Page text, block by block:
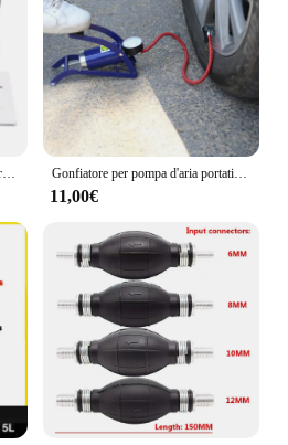
handy tool at your disposal,
any water-related challenge
Pompa per moto Mini pompa ad aria ricaricabile gonfiatore per pneumatici compressore portatile gonfiatore per Display digitale per palloni da bicicletta per moto Gonfiatore per pompa d'aria portatile con manometro Pompa a pedale per bici ad alta pressione per basket Materassino ad aria Pneumatici per moto Auto
11,00€